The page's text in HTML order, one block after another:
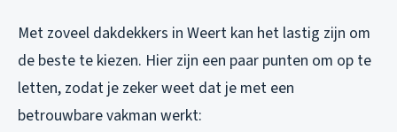
Met zoveel dakdekkers in Weert kan het lastig zijn om
de beste te kiezen. Hier zijn een paar punten om op te
letten, zodat je zeker weet dat je met een
betrouwbare vakman werkt: